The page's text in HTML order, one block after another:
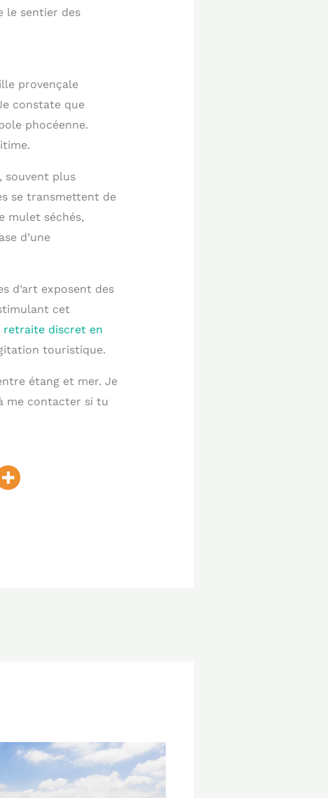
le sentier des
provençale
constate que
phocéenne.
souvent plus
se transmettent de
mulet séchés,
d’une
d’art exposent des
cet
retraite discret en
touristique.
étang et mer. Je
me contacter si tu